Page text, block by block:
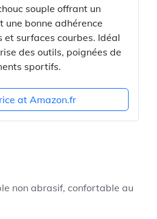
souple offrant un
une bonne adhérence
et surfaces courbes. Idéal
des outils, poignées de
sportifs.
at Amazon.fr
non abrasif, confortable au